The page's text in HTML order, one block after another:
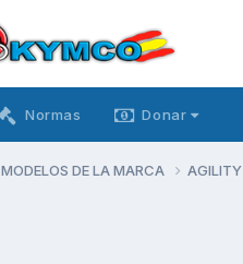
Normas Donar
MODELOS DE LA MARCA AGILITY